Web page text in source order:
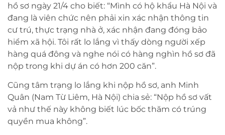
hồ sơ ngày 21/4 cho biết: “Mình có hộ khẩu Hà Nội và
đang là viên chức nên phải xin xác nhận thông tin
cư trú, thực trạng nhà ở, xác nhận đang đóng bảo
hiểm xã hội. Tôi rất lo lắng vì thấy dòng người xếp
hàng quá đông và nghe nói có hàng nghìn hồ sơ đã
nộp trong khi dự án có hơn 200 căn”.
Cũng tâm trạng lo lắng khi nộp hồ sơ, anh Minh
Quân (Nam Từ Liêm, Hà Nội) chia sẻ: “Nộp hồ sơ vất
vả như thế này không biết lúc bốc thăm có trúng
quyền mua không”.